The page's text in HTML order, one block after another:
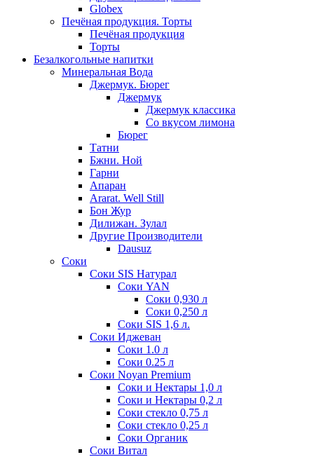
Globex
Печёная продукция. Торты
Печёная продукция
Торты
Безалкогольные напитки
Минеральная Вода
Джермук. Бюрег
Джермук
Джермук классика
Со вкусом лимона
Бюрег
Татни
Бжни. Ной
Гарни
Апаран
Ararat. Well Still
Бон Жур
Дилижан. Зулал
Другие Производители
Dausuz
Соки
Соки SIS Натурал
Соки YAN
Соки 0,930 л
Соки 0,250 л
Соки SIS 1,6 л.
Соки Иджеван
Соки 1.0 л
Соки 0.25 л
Соки Noyan Premium
Соки и Нектары 1,0 л
Соки и Нектары 0,2 л
Соки стекло 0,75 л
Соки стекло 0,25 л
Соки Органик
Соки Витал